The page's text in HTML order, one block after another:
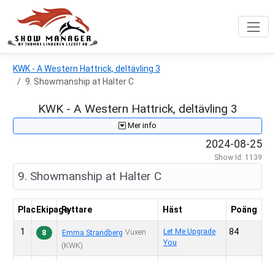
KWK - A Western Hattrick, deltävling 3
9. Showmanship at Halter C
KWK - A Western Hattrick, deltävling 3
Mer info
2024-08-25
Show Id: 1139
9. Showmanship at Halter C
Plac EkipageRyttare Häst Poäng
1 8 Emma Strandberg Vuxen
(KWK)
Let Me Upgrade
You
84